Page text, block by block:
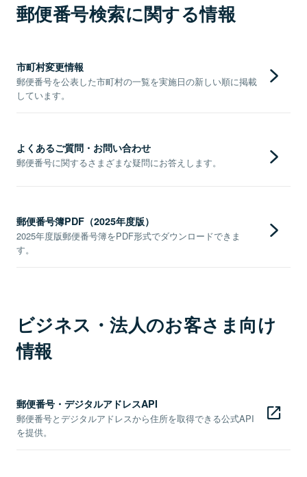
郵便番号検索に関する情報
市町村変更情報
郵便番号を公表した市町村の一覧を実施日の新しい順に掲載
しています。
よくあるご質問・お問い合わせ
郵便番号に関するさまざまな疑問にお答えします。
郵便番号簿PDF（2025年度版）
2025年度版郵便番号簿をPDF形式でダウンロードできま
す。
ビジネス・法人のお客さま向け
情報
郵便番号・デジタルアドレスAPI
郵便番号とデジタルアドレスから住所を取得できる公式API
を提供。